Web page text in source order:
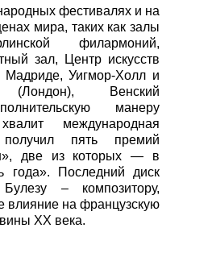
фестивалях и на
мира, таких как залы
филармоний,
зал, Центр искусств
Уигмор-Холл и
(Лондон), Венский
манеру
международная
пять премий
две из которых — в
года». Последний диск
– композитору,
влияние на французскую
XX века.